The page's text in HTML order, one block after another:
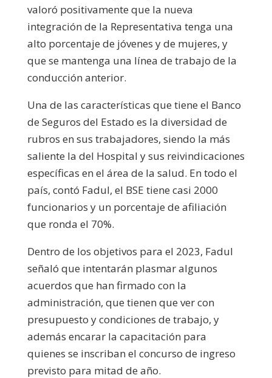
valoró positivamente que la nueva
integración de la Representativa tenga una
alto porcentaje de jóvenes y de mujeres, y
que se mantenga una línea de trabajo de la
conducción anterior.
Una de las características que tiene el Banco
de Seguros del Estado es la diversidad de
rubros en sus trabajadores, siendo la más
saliente la del Hospital y sus reivindicaciones
específicas en el área de la salud. En todo el
país, contó Fadul, el BSE tiene casi 2000
funcionarios y un porcentaje de afiliación
que ronda el 70%.
Dentro de los objetivos para el 2023, Fadul
señaló que intentarán plasmar algunos
acuerdos que han firmado con la
administración, que tienen que ver con
presupuesto y condiciones de trabajo, y
además encarar la capacitación para
quienes se inscriban el concurso de ingreso
previsto para mitad de año.